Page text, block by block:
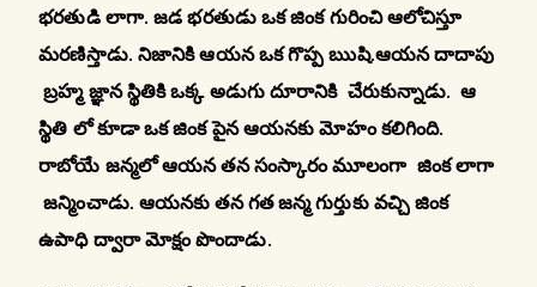
భరతుడి లాగా. జడ భరతుడు ఒక జింక గురించి ఆలోచిస్తూ
మరణిస్తాడు. నిజానికి ఆయన ఒక గొప్ప ఋషి.ఆయన దాదాపు
బ్రహ్మ జ్ఞాన స్థితికి ఒక్క అడుగు దూరానికి చేరుకున్నాడు. ఆ
స్థితి లో కూడా ఒక జింక పైన ఆయనకు మోహం కలిగింది.
రాబోయే జన్మలో ఆయన తన సంస్కారం మూలంగా జింక లాగా
జన్మించాడు. ఆయనకు తన గత జన్మ గుర్తుకు వచ్చి జింక
ఉపాధి ద్వారా మోక్షం పొందాడు.